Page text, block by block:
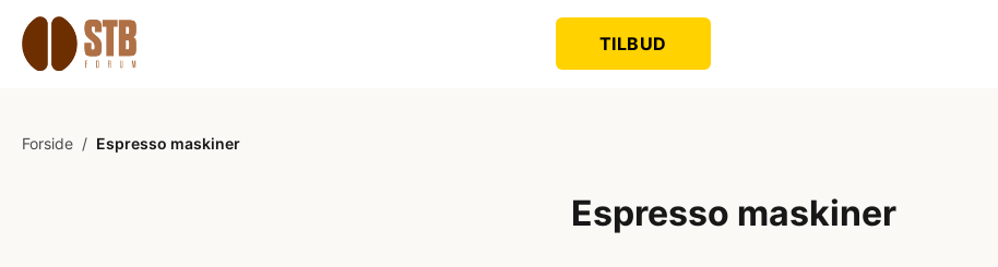
TILBUD
Forside / Espresso maskiner
Espresso maskiner